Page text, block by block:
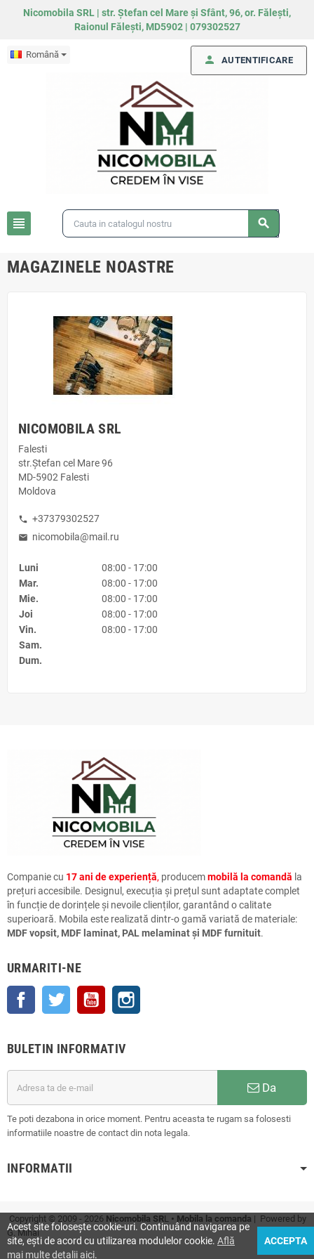
Nicomobila SRL | str. Ștefan cel Mare și Sfânt, 96, or. Fălești,
Raionul Fălești, MD5902 | 079302527
Română
view_headline search
person AUTENTIFICARE
MAGAZINELE NOASTRE
NICOMOBILA SRL
Falesti
str.Ştefan cel Mare 96
MD-5902 Falesti
Moldova
phone +37379302527
mail nicomobila@mail.ru
Luni
08:00 - 17:00
Mar.
08:00 - 17:00
Mie.
08:00 - 17:00
Joi
08:00 - 17:00
Vin.
08:00 - 17:00
Sam.
Dum.
Companie cu 17 ani de experiență, producemmobilă la comandă la
prețuri accesibile. Designul, execuția și prețul sunt adaptate complet
în funcție de dorințele și nevoile clienților, garantând o calitate
superioară. Mobila este realizată dintr-o gamă variată de materiale:
MDF vopsit, MDF laminat, PAL melaminat și MDF furnituit.
URMARITI-NE
Facebook Twitter YouTube
BULETIN INFORMATIV
Da
Te poti dezabona in orice moment. Pentru aceasta te rugam sa folosesti
informatiile noastre de contact din nota legala.
INFORMATII
Copyright © 2009 - 2026 Nicomobila SRL • Mobila la comanda | Powered by
G. Mihai
Acest site folosește cookie-uri. Continuând navigarea pe
site, ești de acord cu utilizarea modulelor cookie. Află
mai multe detalii aici.
ACCEPTA